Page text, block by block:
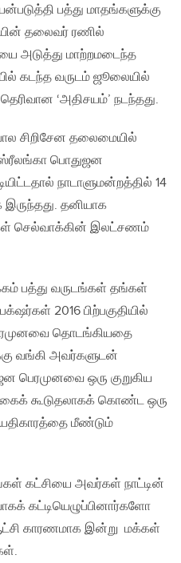
பத்து மாதங்களுக்கு
தலைவர் ரணில்
அடுத்து மாற்றமடைந்த
கடந்த வருடம் ஜூலையில்
‘அதிசயம்’ நடந்தது.
சிறிசேன தலைமையில்
ஸ்ரீலங்கா பொதுஜன
நாடாளுமன்றத்தில் 14
தனியாக
செல்வாக்கின் இலட்சணம்
பத்து வருடங்கள் தங்கள்
2016 பிற்பகுதியில்
தொடங்கியதை
வங்கி அவர்களுடன்
பெரமுனவை ஒரு குறுகிய
கூடுதலாகக் கொண்ட ஒரு
மீண்டும்
கட்சியை அவர்கள் நாட்டின்
கட்டியெழுப்பினார்களோ
காரணமாக இன்று மக்கள்